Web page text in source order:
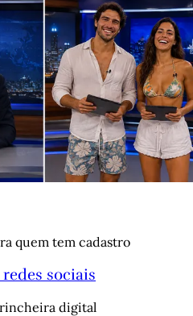
quem tem cadastro
sociais
digital